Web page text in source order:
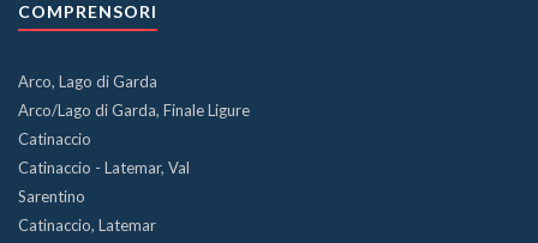
COMPRENSORI
Arco, Lago di Garda
Arco/Lago di Garda, Finale Ligure
Catinaccio
Catinaccio - Latemar, Val
Sarentino
Catinaccio, Latemar